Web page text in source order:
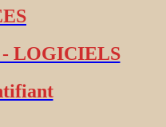
LOGICIELS